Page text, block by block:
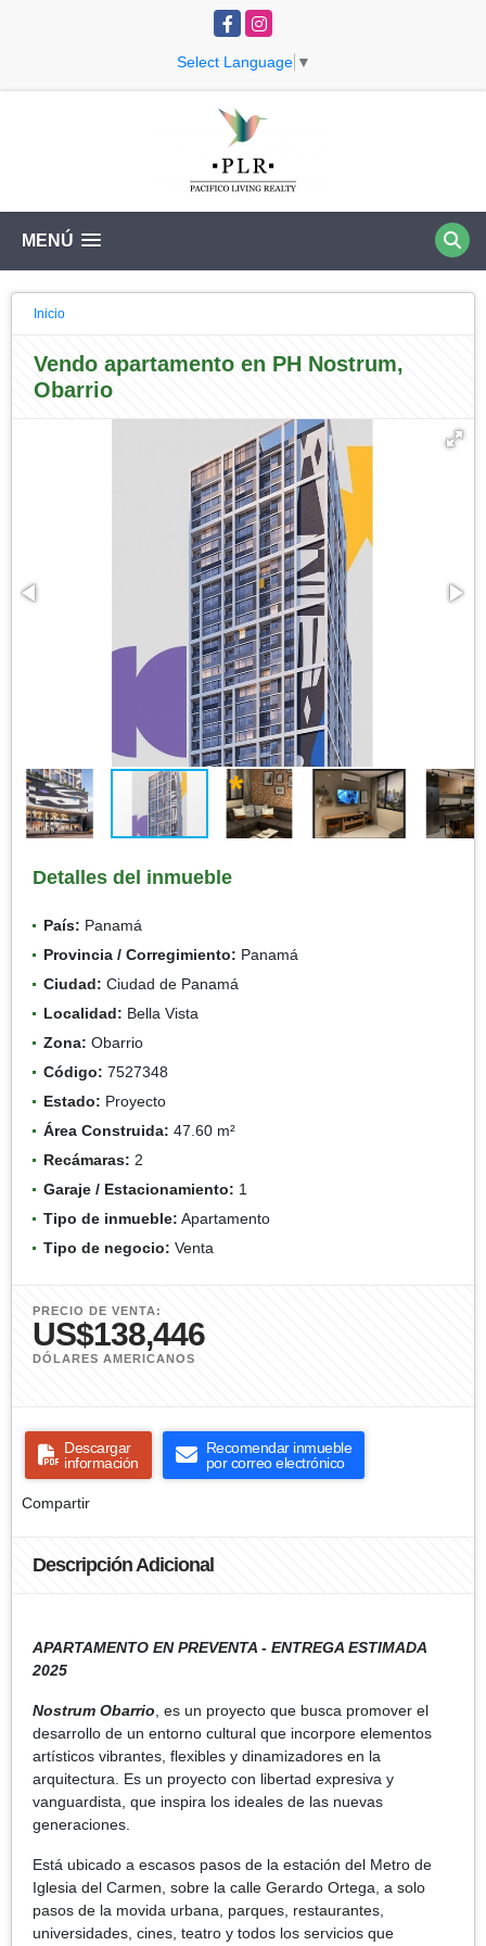
FacebookInstagram
Select Language ▼
MENÚ
Inicio
Vendo apartamento en PH Nostrum,
Obarrio
Detalles del inmueble
País: Panamá
Provincia / Corregimiento: Panamá
Ciudad: Ciudad de Panamá
Localidad: Bella Vista
Zona: Obarrio
Código: 7527348
Estado: Proyecto
Área Construida: 47.60 m²
Recámaras: 2
Garaje / Estacionamiento: 1
Tipo de inmueble: Apartamento
Tipo de negocio: Venta
PRECIO DE VENTA:
US$138,446
DÓLARES AMERICANOS
Descargar
información
Recomendar inmueble
por correo electrónico
Compartir
Descripción Adicional
APARTAMENTO EN PREVENTA - ENTREGA ESTIMADA
2025
Nostrum Obarrio , es un proyecto que busca promover el
desarrollo de un entorno cultural que incorpore elementos
artísticos vibrantes, flexibles y dinamizadores en la
arquitectura. Es un proyecto con libertad expresiva y
vanguardista, que inspira los ideales de las nuevas
generaciones.
Está ubicado a escasos pasos de la estación del Metro de
Iglesia del Carmen, sobre la calle Gerardo Ortega, a solo
pasos de la movida urbana, parques, restaurantes,
universidades, cines, teatro y todos los servicios que